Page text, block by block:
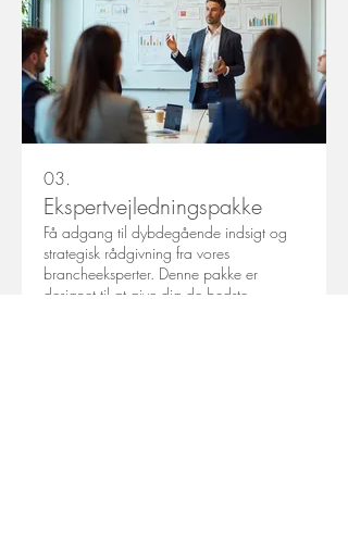
03.
Ekspertvejledningspakke
Få adgang til dybdegående indsigt og
strategisk rådgivning fra vores
brancheeksperter. Denne pakke er
designet til at give dig de bedste